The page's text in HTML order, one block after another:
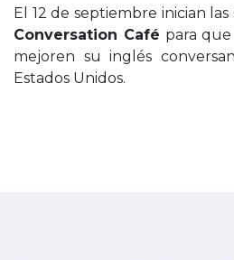
El 12 de septiembre inician las
Conversation Café para
mejoren su inglés
Estados Unidos.